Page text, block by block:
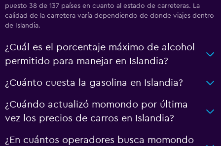
puesto 38 de 137 países en cuanto al estado de carreteras. La
calidad de la carretera varía dependiendo de donde viajes dentro
de Islandia.
¿Cuál es el porcentaje máximo de alcohol
permitido para manejar en Islandia?
¿Cuánto cuesta la gasolina en Islandia?
¿Cuándo actualizó momondo por última
vez los precios de carros en Islandia?
¿En cuántos operadores busca momondo